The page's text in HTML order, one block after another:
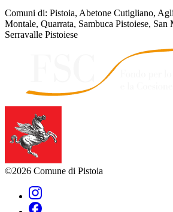
Comuni di: Pistoia, Abetone Cutigliano,
Montale, Quarrata, Sambuca Pistoiese, San
Serravalle Pistoiese
©2026 Comune di Pistoia